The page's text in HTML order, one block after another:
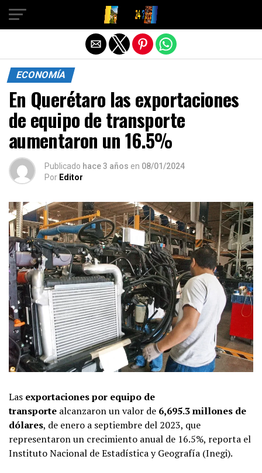
ECONOMÍA
En Querétaro las exportaciones
de equipo de transporte
aumentaron un 16.5%
Publicado hace 3 años en 08/01/2024
Por Editor
Las exportaciones por equipo de
transporte alcanzaron un valor de 6,695.3 millones de
dólares, de enero a septiembre del 2023, que
representaron un crecimiento anual de 16.5%, reporta el
Instituto Nacional de Estadística y Geografía (Inegi).
Salir de la versión móvil